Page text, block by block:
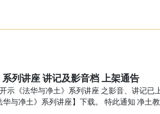
系列讲座 讲记及影音档 上架通告
示《法华与净土》系列讲座 之影音、讲记已
华与净土》系列讲座】下载。 特此通知 净土